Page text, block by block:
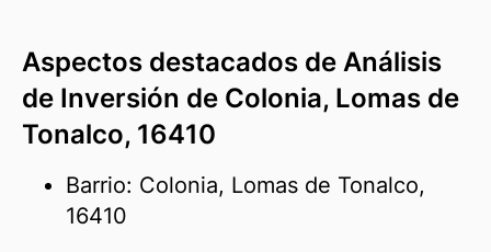
Aspectos destacados de Análisis
de Inversión de Colonia, Lomas de
Tonalco, 16410
Barrio: Colonia, Lomas de Tonalco,
16410